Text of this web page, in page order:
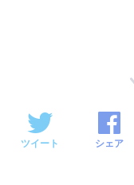
ツイート シェア